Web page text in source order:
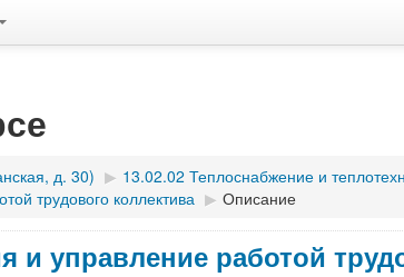
д. 30) ▶︎ 13.02.02 Теплоснабжение и
трудового коллектива ▶︎ Описание
и управление работой